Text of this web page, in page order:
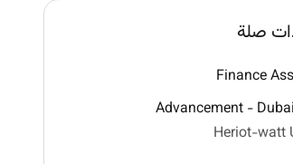
صلة
Finance
Advancement -
Heriot-watt